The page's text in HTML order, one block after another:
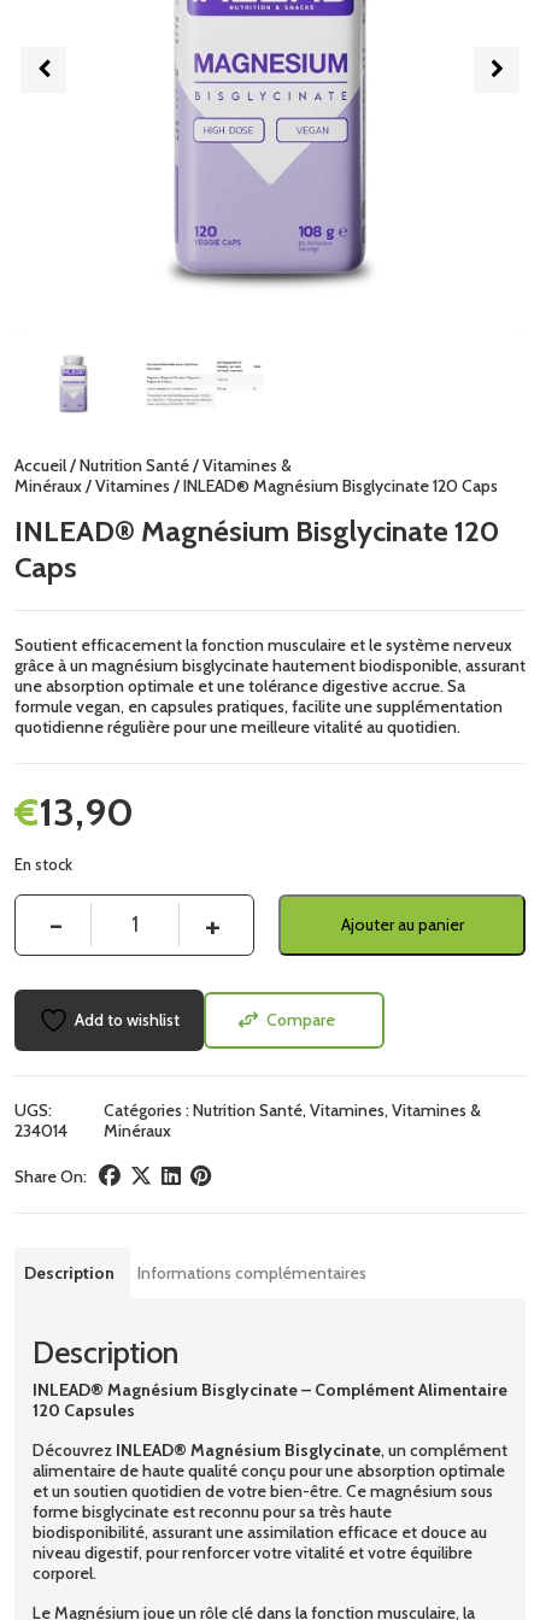
Accueil/Nutrition Santé/Vitamines &
Minéraux/Vitamines / INLEAD® Magnésium Bisglycinate 120 Caps
INLEAD® Magnésium Bisglycinate 120
Caps
Soutient efficacement la fonction musculaire et le système nerveux
grâce à un magnésium bisglycinate hautement biodisponible, assurant
une absorption optimale et une tolérance digestive accrue. Sa
formule vegan, en capsules pratiques, facilite une supplémentation
quotidienne régulière pour une meilleure vitalité au quotidien.
13,90
€
En stock
Ajouter au panier
Add to wishlist Compare
UGS:
234014
Catégories :Nutrition Santé, Vitamines, Vitamines &
Minéraux
Share On:
Description Informations complémentaires
Description
INLEAD® Magnésium Bisglycinate – Complément Alimentaire
120 Capsules
Découvrez INLEAD® Magnésium Bisglycinate, un complément
alimentaire de haute qualité conçu pour une absorption optimale
et un soutien quotidien de votre bien-être. Ce magnésium sous
forme bisglycinate est reconnu pour sa très haute
biodisponibilité, assurant une assimilation efficace et douce au
niveau digestif, pour renforcer votre vitalité et votre équilibre
corporel.
Le Magnésium joue un rôle clé dans la fonction musculaire, la